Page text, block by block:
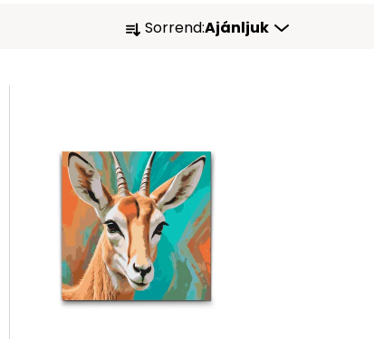
T
M
É
K
E
K
Sorrend:Ajánljuk